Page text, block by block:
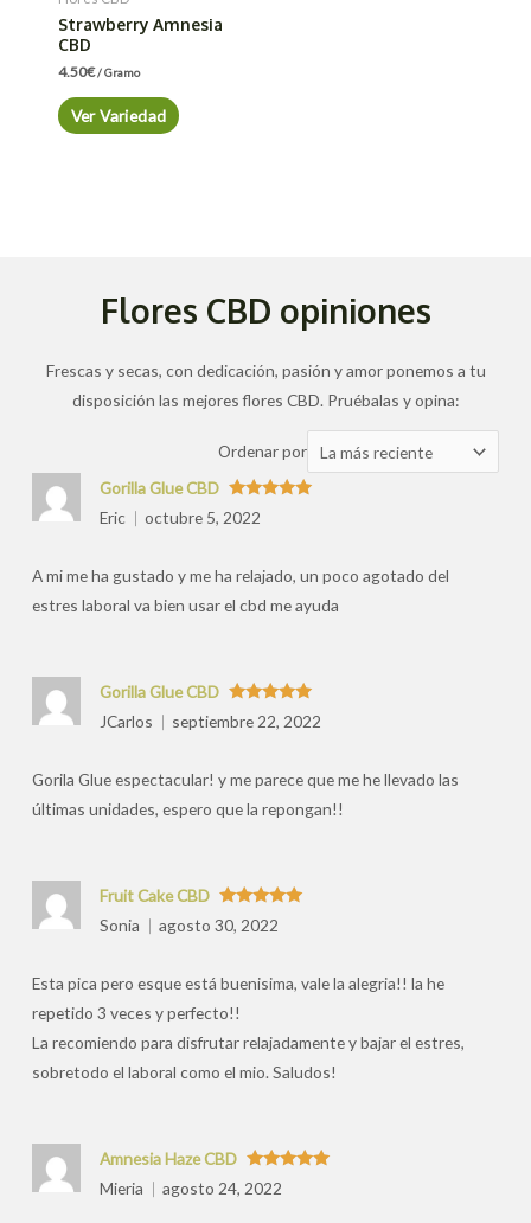
Strawberry Amnesia
CBD
4.50€/ Gramo
Ver Variedad
Flores CBD opiniones
Frescas y secas, con dedicación, pasión y amor ponemos a tu
disposición las mejores flores CBD. Pruébalas y opina:
Ordenar por Ordenar
las
Valorado
con
Gorilla Glue CBD
Eric
octubre 5, 2022
A mi me ha gustado y me ha relajado, un poco agotado del
estres laboral va bien usar el cbd me ayuda
Valorado
con5de 5
Gorilla Glue CBD
JCarlos
septiembre 22, 2022
Gorila Glue espectacular! y me parece que me he llevado las
últimas unidades, espero que la repongan!!
Valorado
con5de 5
Fruit Cake CBD
Sonia
agosto 30, 2022
Esta pica pero esque está buenisima, vale la alegria!! la he
repetido 3 veces y perfecto!!
La recomiendo para disfrutar relajadamente y bajar el estres,
sobretodo el laboral como el mio. Saludos!
Valorado
con5
Amnesia Haze CBD
Mieria
agosto 24, 2022